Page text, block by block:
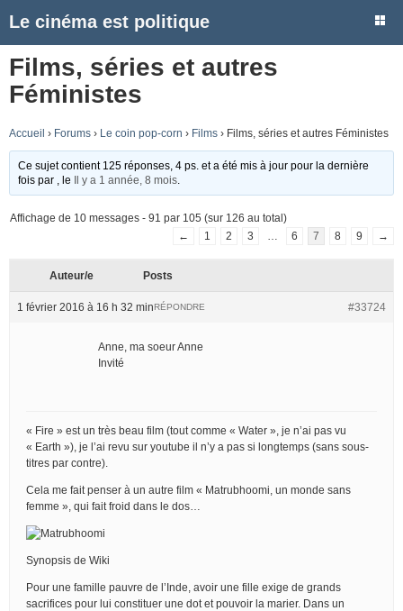
Le cinéma est politique
Films, séries et autres
Féministes
Accueil › Forums › Le coin pop-corn › Films › Films, séries et autres Féministes
Ce sujet contient 125 réponses, 4 ps. et a été mis à jour pour la dernière
fois par
, le Il y a 1 année, 8 mois
Affichage de 10 messages - 91 par 105 (sur 126 au total)
←
1 2 3 6 7 8 9 →
Auteur/e Posts
1 février 2016 à 16 h 32 min #33724
RÉPONDRE
Anne, ma soeur Anne
Invité
« Fire » est un très beau film (tout comme « Water », je n’ai pas vu
« Earth »), je l’ai revu sur youtube il n’y a pas si longtemps (sans sous-
titres par contre).
Cela me fait penser à un autre film « Matrubhoomi, un monde sans
femme », qui fait froid dans le dos…
Synopsis de Wiki
Pour une famille pauvre de l’Inde, avoir une fille exige de grands
sacrifices pour lui constituer une dot et pouvoir la marier. Dans un